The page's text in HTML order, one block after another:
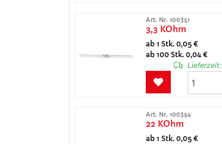
Art. Nr. 100351
3,3 KOhm
ab 1 Stk. 0,05 €
ab 100 Stk. 0,04 €
Lieferzeit:
Art. Nr. 100354
22 KOhm
ab 1 Stk. 0,05 €